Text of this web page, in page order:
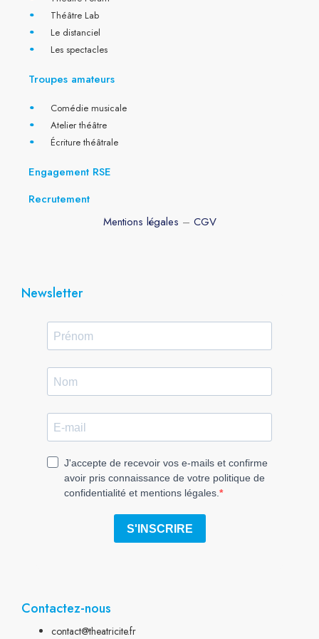
Théâtre Lab
Le distanciel
Les spectacles
Troupes amateurs
Comédie musicale
Atelier théâtre
Écriture théâtrale
Engagement RSE
Recrutement
Mentions légales – CGV
Newsletter
Contactez-nous
contact@theatricite.fr